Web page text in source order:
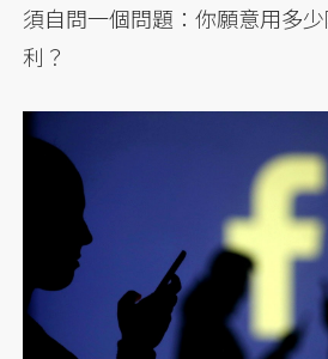
須自問一個問題：你願意用多
利？